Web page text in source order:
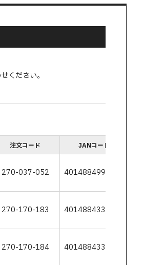
ください。
注文コード JANコード
270-037-052 4014884995563
270-170-183 4014884330944
270-170-184 4014884330883